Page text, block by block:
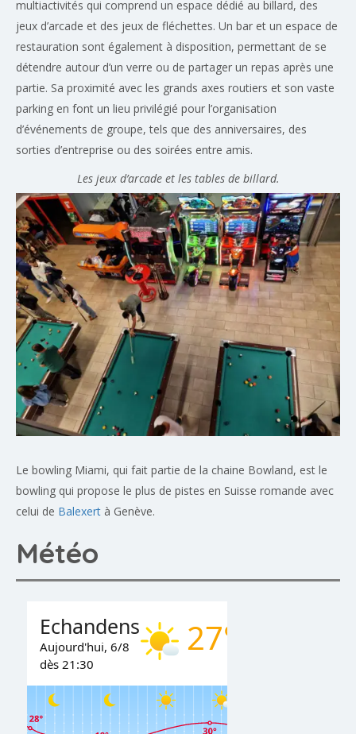
multiactivités qui comprend un espace dédié au billard, des
jeux d’arcade et des jeux de fléchettes. Un bar et un espace de
restauration sont également à disposition, permettant de se
détendre autour d’un verre ou de partager un repas après une
partie. Sa proximité avec les grands axes routiers et son vaste
parking en font un lieu privilégié pour l’organisation
d’événements de groupe, tels que des anniversaires, des
sorties d’entreprise ou des soirées entre amis.
Les jeux d’arcade et les tables de billard.
Le bowling Miami, qui fait partie de la chaine Bowland, est le
bowling qui propose le plus de pistes en Suisse romande avec
celui de Balexert à Genève.
Météo